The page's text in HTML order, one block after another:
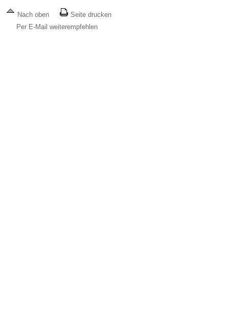
Nach oben
Seite drucken
Per E-Mail weiterempfehlen